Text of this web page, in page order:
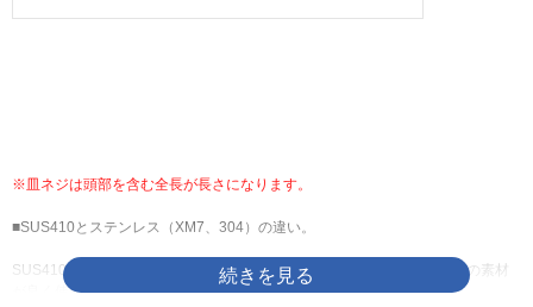
※皿ネジは頭部を含む全長が長さになります。
■SUS410とステンレス（XM7、304）の違い。
SUS410は焼入れにより硬化しているので、一般的なドリルねじにはこの素材
が良く使用されています。